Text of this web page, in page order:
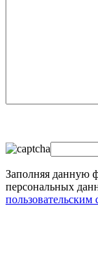
Заполняя данную
персональных
пользовательским